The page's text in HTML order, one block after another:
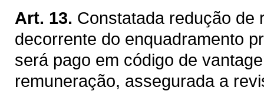
Art. 13. Constatada redução de
decorrente do enquadramento
será pago em código de
remuneração, assegurada a